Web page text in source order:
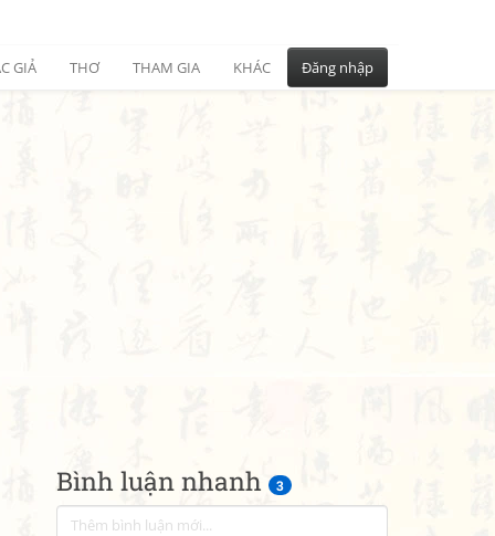
GIẢ THƠ THAM GIA KHÁC Đăng nhập
Bình luận nhanh 3